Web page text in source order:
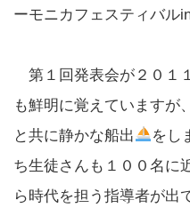
ーモニカフェスティバル
第１回発表会が２０１
も鮮明に覚えていますが
と共に静かな船出
をし
ち生徒さんも１００名に
ら時代を担う指導者が出